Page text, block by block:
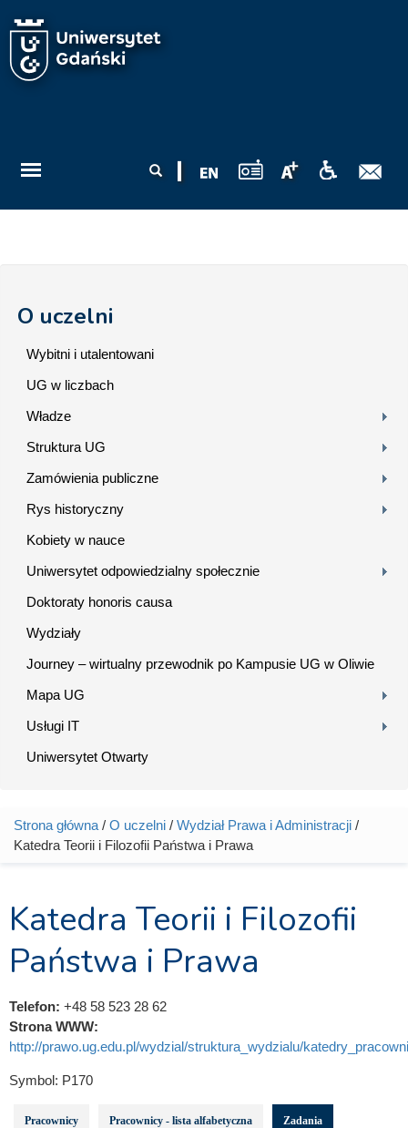
wyszukiwania
O uczelni
Wybitni i utalentowani
UG w liczbach
Władze
Struktura UG
Zamówienia publiczne
Rys historyczny
Kobiety w nauce
Uniwersytet odpowiedzialny społecznie
Doktoraty honoris causa
Wydziały
Journey – wirtualny przewodnik po Kampusie UG w Oliwie
Mapa UG
Usługi IT
Uniwersytet Otwarty
Jesteś tutaj
Strona główna / O uczelni / Wydział Prawa i Administracji /
Katedra Teorii i Filozofii Państwa i Prawa
Katedra Teorii i Filozofii
Państwa i Prawa
Telefon: +48 58 523 28 62
Strona WWW:
http://prawo.ug.edu.pl/wydzial/struktura_wydzialu/
Symbol: P170
Pracownicy Pracownicy - lista alfabetyczna Zadania